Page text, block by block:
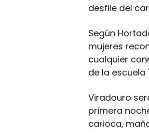
desfile del
Según
mujeres
cualquier
de la
Viradouro
primera
carioca,